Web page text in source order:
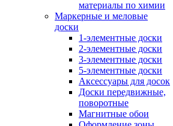
материалы по химии
Маркерные и меловые
доски
1-элементные доски
2-элементные доски
3-элементные доски
5-элементные доски
Аксессуары для досок
Доски передвижные,
поворотные
Магнитные обои